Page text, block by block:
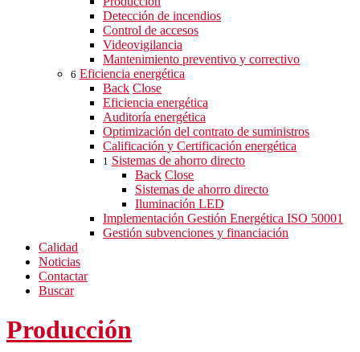
Detección de incendios
Control de accesos
Videovigilancia
Mantenimiento preventivo y correctivo
6 Eficiencia energética
Back Close
Eficiencia energética
Auditoría energética
Optimización del contrato de suministros
Calificación y Certificación energética
1 Sistemas de ahorro directo
Back Close
Sistemas de ahorro directo
Iluminación LED
Implementación Gestión Energética ISO 50001
Gestión subvenciones y financiación
Calidad
Noticias
Contactar
Buscar
Producción